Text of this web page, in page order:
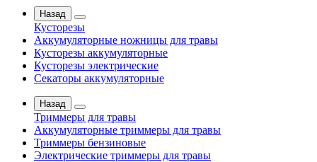
Назад
Кусторезы
Аккумуляторные ножницы для травы
Кусторезы аккумуляторные
Кусторезы электрические
Секаторы аккумуляторные
Назад
Триммеры для травы
Аккумуляторные триммеры для травы
Триммеры бензиновые
Электрические триммеры для травы